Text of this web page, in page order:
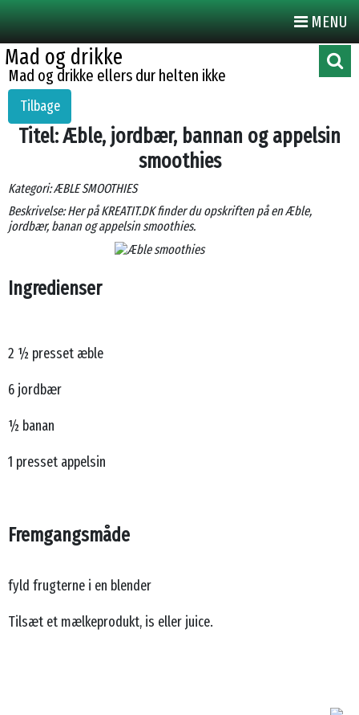
Mad og drikke
Mad og drikke ellers dur helten ikke
MENU
Tilbage
Titel: Æble, jordbær, bannan og appelsin
smoothies
Kategori: ÆBLE SMOOTHIES
Beskrivelse: Her på KREATIT.DK finder du opskriften på en Æble,
jordbær, banan og appelsin smoothies.
Ingredienser
2 ½ presset æble
6 jordbær
½ banan
1 presset appelsin
Fremgangsmåde
fyld frugterne i en blender
Tilsæt et mælkeprodukt, is eller juice.